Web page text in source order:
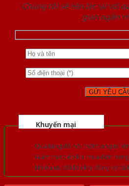
Chúng tôi sẽ liên lạc lại với
gian ngắn
Khuyến mại
Quà tặng đồ nội thất trang trí
Giảm trực tiếp khi mua đơn
Nhiều ưu đãi lớn khi đăng ký